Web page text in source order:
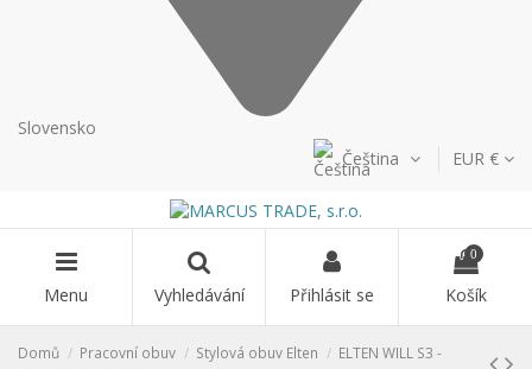
Slovensko
Čeština
EUR €
Menu Vyhledávání Přihlásit se
0
Košík
Domů Pracovní obuv Stylová obuv Elten
ELTEN WILL S3 -